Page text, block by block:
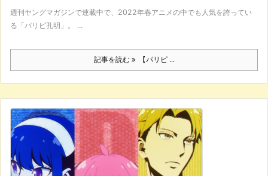
週刊ヤングマガジンで連載中で、2022年春アニメの中でも人気を誇ってい
る「パリピ孔明」。 ...
記事を読む 【パリピ ...